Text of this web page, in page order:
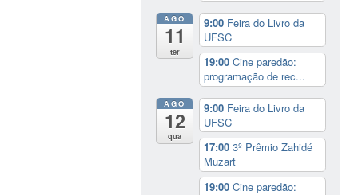
AGO
11
ter
9:00 Feira do Livro da
UFSC
19:00Cine paredão:
programação de rec...
AGO
12
qua
9:00 Feira do Livro da
UFSC
17:003º Prêmio Zahidé
Muzart
19:00Cine paredão: